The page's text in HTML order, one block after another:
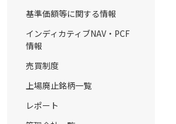
基準価額等に関する情報
インディカティブNAV・PCF
情報
売買制度
上場廃止銘柄一覧
レポート